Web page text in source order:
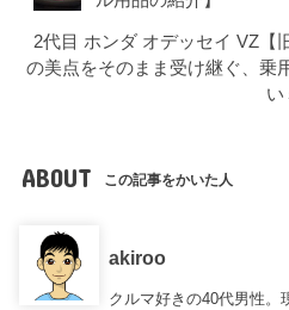
2代目 ホンダ オデッセイ VZ【
の美点をそのまま受け継ぐ、乗
い
ABOUT この記事をかいた人
akiroo
クルマ好きの40代男性。